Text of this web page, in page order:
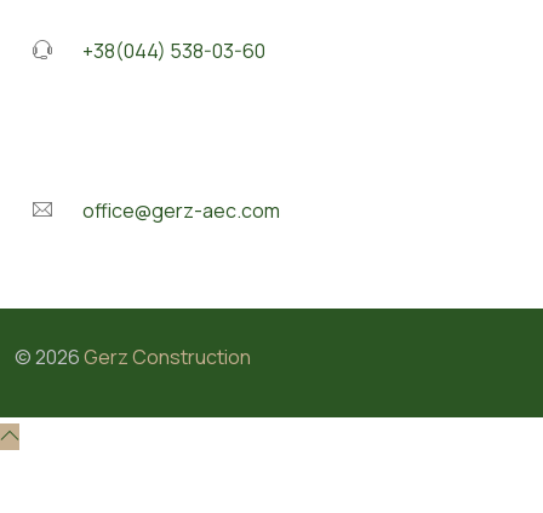
+38(044) 538-03-60
office@gerz-aec.com
©2026Gerz Construction